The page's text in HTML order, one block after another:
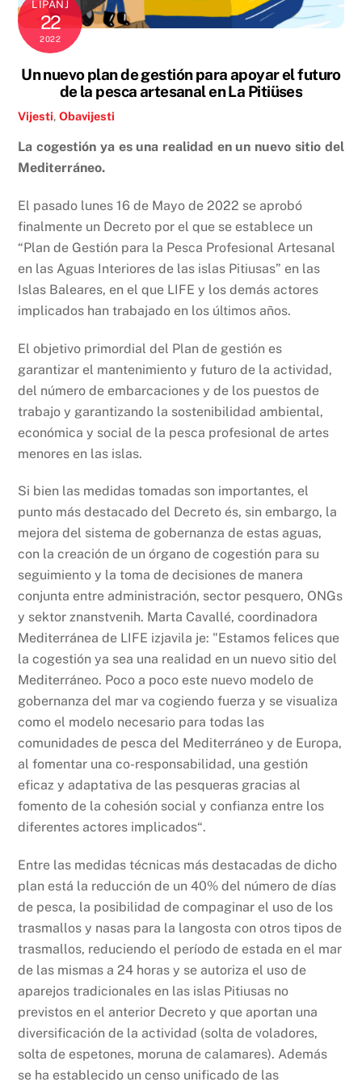
LIPANJ
22
2022
Un nuevo plan de gestión para apoyar el futuro
de la pesca artesanal en La Pitiüses
Vijesti,Obavijesti
La cogestión ya es una realidad en un nuevo sitio del
Mediterráneo.
El pasado lunes 16 de Mayo de 2022 se aprobó
finalmente un Decreto por el que se establece un
“Plan de Gestión para la Pesca Profesional Artesanal
en las Aguas Interiores de las islas Pitiusas” en las
Islas Baleares, en el que LIFE y los demás actores
implicados han trabajado en los últimos años.
El objetivo primordial del Plan de gestión es
garantizar el mantenimiento y futuro de la actividad,
del número de embarcaciones y de los puestos de
trabajo y garantizando la sostenibilidad ambiental,
económica y social de la pesca profesional de artes
menores en las islas.
Si bien las medidas tomadas son importantes, el
punto más destacado del Decreto és, sin embargo, la
mejora del sistema de gobernanza de estas aguas,
con la creación de un órgano de cogestión para su
seguimiento y la toma de decisiones de manera
conjunta entre administración, sector pesquero, ONGs
y sektor znanstvenih. Marta Cavallé, coordinadora
Mediterránea de LIFE izjavila je: "Estamos felices que
la cogestión ya sea una realidad en un nuevo sitio del
Mediterráneo. Poco a poco este nuevo modelo de
gobernanza del mar va cogiendo fuerza y se visualiza
como el modelo necesario para todas las
comunidades de pesca del Mediterráneo y de Europa,
al fomentar una co-responsabilidad, una gestión
eficaz y adaptativa de las pesqueras gracias al
fomento de la cohesión social y confianza entre los
diferentes actores implicados“.
Entre las medidas técnicas más destacadas de dicho
plan está la reducción de un 40% del número de días
de pesca, la posibilidad de compaginar el uso de los
trasmallos y nasas para la langosta con otros tipos de
trasmallos, reduciendo el período de estada en el mar
de las mismas a 24 horas y se autoriza el uso de
aparejos tradicionales en las islas Pitiusas no
previstos en el anterior Decreto y que aportan una
diversificación de la actividad (solta de voladores,
solta de espetones, moruna de calamares). Además
se ha establecido un censo unificado de las